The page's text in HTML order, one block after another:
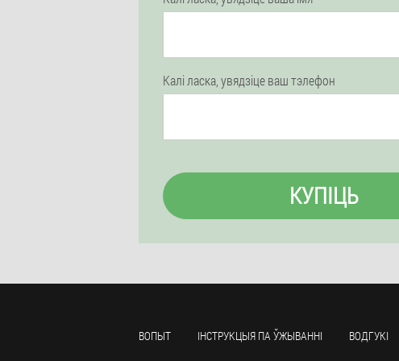
Калі ласка, увядзіце ваш тэлефон
КУПІЦЬ
ВОПЫТ ІНСТРУКЦЫЯ ПА ЎЖЫВАННІ ВОДГУКІ